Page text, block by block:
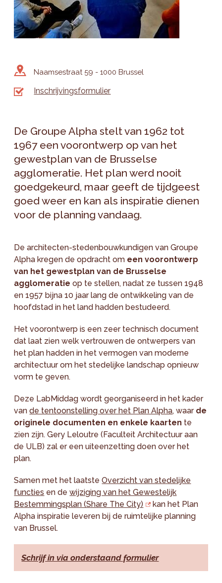
Naamsestraat 59 - 1000 Brussel
Inschrijvingsformulier
De Groupe Alpha stelt van 1962 tot
1967 een voorontwerp op van het
gewestplan van de Brusselse
agglomeratie. Het plan werd nooit
goedgekeurd, maar geeft de tijdgeest
goed weer en kan als inspiratie dienen
voor de planning vandaag.
De architecten-stedenbouwkundigen van Groupe
Alpha kregen de opdracht om een voorontwerp
van het gewestplan van de Brusselse
agglomeratie op te stellen, nadat ze tussen 1948
en 1957 bijna 10 jaar lang de ontwikkeling van de
hoofdstad in het land hadden bestudeerd.
Het voorontwerp is een zeer technisch document
dat laat zien welk vertrouwen de ontwerpers van
het plan hadden in het vermogen van moderne
architectuur om het stedelijke landschap opnieuw
vorm te geven.
Deze LabMiddag wordt georganiseerd in het kader
vande tentoonstelling over het Plan Alpha, waar de
originele documenten en enkele kaarten te
zien zijn. Gery Leloutre (Faculteit Architectuur aan
de ULB) zal er een uiteenzetting doen over het
plan.
Samen met het laatsteOverzicht van stedelijke
functies en dewijziging van het Gewestelijk
Bestemmingsplan (Share The City)
kan het Plan
Alpha inspiratie leveren bij de ruimtelijke planning
van Brussel.
Schrijf in via onderstaand formulier